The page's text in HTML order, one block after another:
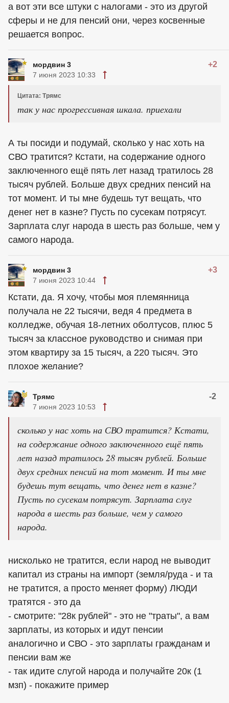
а вот эти все штуки с налогами - это из другой
сферы и не для пенсий они, через косвенные
решается вопрос.
мордвин 3 +2
7 июня 2023 10:33
Цитата: Трямс
так у нас прогрессивная шкала. приехали
А ты посиди и подумай, сколько у нас хоть на
СВО тратится? Кстати, на содержание одного
заключенного ещё пять лет назад тратилось 28
тысяч рублей. Больше двух средних пенсий на
тот момент. И ты мне будешь тут вещать, что
денег нет в казне? Пусть по сусекам потрясут.
Зарплата слуг народа в шесть раз больше, чем у
самого народа.
мордвин 3 +3
7 июня 2023 10:44
Кстати, да. Я хочу, чтобы моя племянница
получала не 22 тысячи, ведя 4 предмета в
колледже, обучая 18-летних оболтусов, плюс 5
тысяч за классное руководство и снимая при
этом квартиру за 15 тысяч, а 220 тысяч. Это
плохое желание?
Трямс -2
7 июня 2023 10:53
сколько у нас хоть на СВО тратится? Кстати,
на содержание одного заключенного ещё пять
лет назад тратилось 28 тысяч рублей. Больше
двух средних пенсий на тот момент. И ты мне
будешь тут вещать, что денег нет в казне?
Пусть по сусекам потрясут. Зарплата слуг
народа в шесть раз больше, чем у самого
народа.
нисколько не тратится, если народ не выводит
капитал из страны на импорт (земля/руда - и та
не тратится, а просто меняет форму) ЛЮДИ
тратятся - это да
- смотрите: "28к рублей" - это не "траты", а вам
зарплаты, из которых и идут пенсии
аналогично и СВО - это зарплаты гражданам и
пенсии вам же
- так идите слугой народа и получайте 20к (1
мзп) - покажите пример